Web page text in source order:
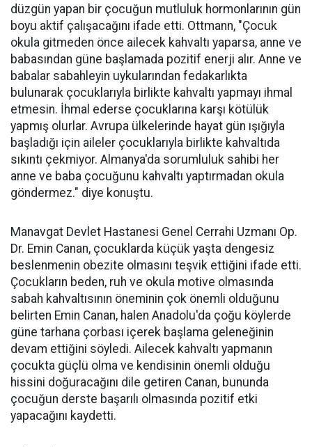
düzgün yapan bir çocuğun mutluluk hormonlarının gün
boyu aktif çalışacağını ifade etti. Ottmann, "Çocuk
okula gitmeden önce ailecek kahvaltı yaparsa, anne ve
babasından güne başlamada pozitif enerji alır. Anne ve
babalar sabahleyin uykularından fedakarlıkta
bulunarak çocuklarıyla birlikte kahvaltı yapmayı ihmal
etmesin. İhmal ederse çocuklarına karşı kötülük
yapmış olurlar. Avrupa ülkelerinde hayat gün ışığıyla
başladığı için aileler çocuklarıyla birlikte kahvaltıda
sıkıntı çekmiyor. Almanya'da sorumluluk sahibi her
anne ve baba çocuğunu kahvaltı yaptırmadan okula
göndermez." diye konuştu.
Manavgat Devlet Hastanesi Genel Cerrahi Uzmanı Op.
Dr. Emin Canan, çocuklarda küçük yaşta dengesiz
beslenmenin obezite olmasını teşvik ettiğini ifade etti.
Çocukların beden, ruh ve okula motive olmasında
sabah kahvaltısının öneminin çok önemli olduğunu
belirten Emin Canan, halen Anadolu'da çoğu köylerde
güne tarhana çorbası içerek başlama geleneğinin
devam ettiğini söyledi. Ailecek kahvaltı yapmanın
çocukta güçlü olma ve kendisinin önemli olduğu
hissini doğuracağını dile getiren Canan, bununda
çocuğun derste başarılı olmasında pozitif etki
yapacağını kaydetti.